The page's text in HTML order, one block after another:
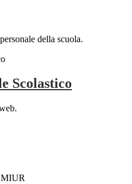
della scuola.
Scolastico
MIUR